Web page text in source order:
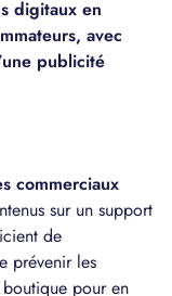
digitaux en
avec
publicité
commerciaux
sur un support
de
prévenir les
pour en